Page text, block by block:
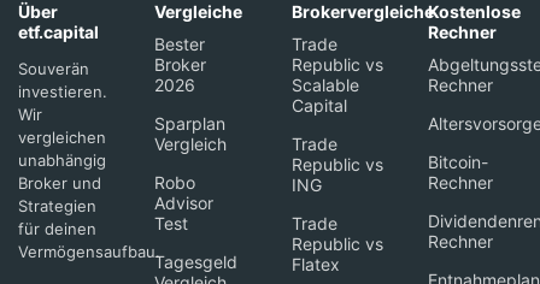
Über
etf.capital
Souverän
investieren.
Wir
vergleichen
unabhängig
Broker und
Strategien
für deinen
Vermögensaufbau.
Vergleiche
Bester
Broker
2026
Sparplan
Vergleich
Robo
Advisor
Test
Tagesgeld
Brokervergleiche
Trade
Republic vs
Scalable
Capital
Trade
Republic vs
ING
Trade
Republic vs
Flatex
Kostenlose
Rechner
Rechner
Bitcoin-
Rechner
Rechner